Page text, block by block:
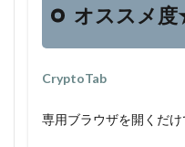
オススメ
CryptoTab
専用ブラウザを開くだけ